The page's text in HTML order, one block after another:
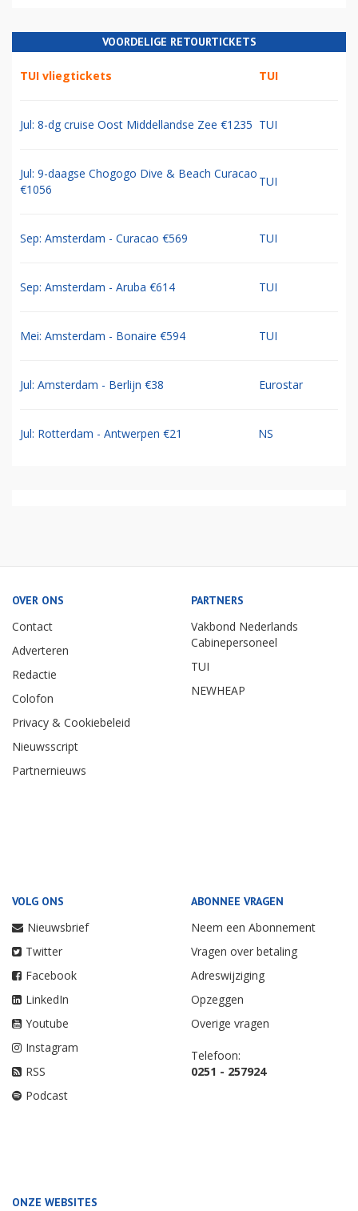
VOORDELIGE RETOURTICKETS
TUI vliegtickets TUI
Jul: 8-dg cruise Oost Middellandse Zee €1235 TUI
Jul: 9-daagse Chogogo Dive & Beach Curacao
€1056
TUI
Sep: Amsterdam - Curacao €569 TUI
Sep: Amsterdam - Aruba €614 TUI
Mei: Amsterdam - Bonaire €594 TUI
Jul: Amsterdam - Berlijn €38 Eurostar
Jul: Rotterdam - Antwerpen €21 NS
OVER ONS
Contact
Adverteren
Redactie
Colofon
Privacy & Cookiebeleid
Nieuwsscript
Partnernieuws
PARTNERS
Vakbond Nederlands
Cabinepersoneel
TUI
NEWHEAP
VOLG ONS
Nieuwsbrief
Twitter
Facebook
LinkedIn
Youtube
Instagram
RSS
Podcast
ABONNEE VRAGEN
Neem een Abonnement
Vragen over betaling
Adreswijziging
Opzeggen
Overige vragen
Telefoon:
0251 - 257924
ONZE WEBSITES